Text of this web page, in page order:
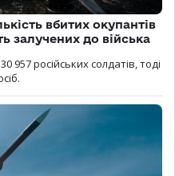
вбитих окупантів
залучених до війська
957 російських солдатів, тоді